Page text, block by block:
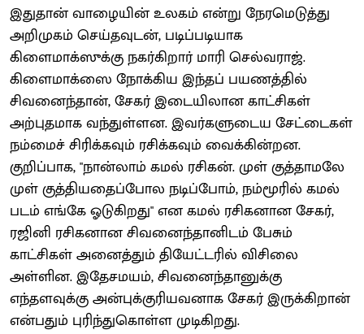
இதுதான் வாழையின் உலகம் என்று நேரமெடுத்து
அறிமுகம் செய்தவுடன், படிப்படியாக
கிளைமாக்ஸுக்கு நகர்கிறார் மாரி செல்வராஜ்.
கிளைமாக்ஸை நோக்கிய இந்தப் பயணத்தில்
சிவனைந்தான், சேகர் இடையிலான காட்சிகள்
அற்புதமாக வந்துள்ளன. இவர்களுடைய சேட்டைகள்
நம்மைச் சிரிக்கவும் ரசிக்கவும் வைக்கின்றன.
குறிப்பாக, "நான்லாம் கமல் ரசிகன். முள் குத்தாமலே
முள் குத்தியதைப்போல நடிப்போம், நம்மூரில் கமல்
படம் எங்கே ஓடுகிறது" என கமல் ரசிகனான சேகர்,
ரஜினி ரசிகனான சிவனைந்தானிடம் பேசும்
காட்சிகள் அனைத்தும் தியேட்டரில் விசிலை
அள்ளின. இதேசமயம், சிவனைந்தானுக்கு
எந்தளவுக்கு அன்புக்குரியவனாக சேகர் இருக்கிறான்
என்பதும் புரிந்துகொள்ள முடிகிறது.